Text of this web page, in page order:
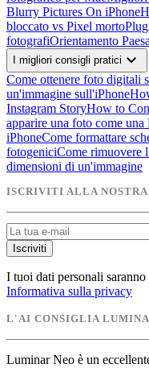
Blurry Pictures On iPhone
bloccato vs Pixel morto
fotografiOrientamento
I migliori consigli pratici expand_more
Come ottenere foto digitali
un'immagine sull'iPhone
Instagram StoryHow to
apparire una foto come una
iPhoneCome formattare
fotogeniciCome rimuovere
dimensioni di un'immagine
ISCRIVITI ALLA
Iscriviti
I tuoi dati personali
Informativa sulla privacy
L'AI CONSIGLIA
Luminar Neo è un